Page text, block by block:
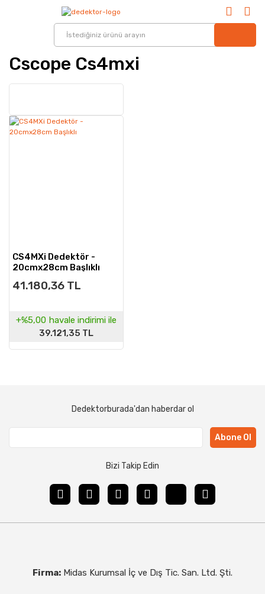
Cscope Cs4mxi
CS4MXi Dedektör -
20cmx28cm Başlıklı
41.180,36 TL
+%5,00 havale indirimi ile
39.121,35 TL
Dedektorburada'dan haberdar ol
Abone Ol
Bizi Takip Edin
Firma: Midas Kurumsal İç ve Dış Tic. San. Ltd. Şti.